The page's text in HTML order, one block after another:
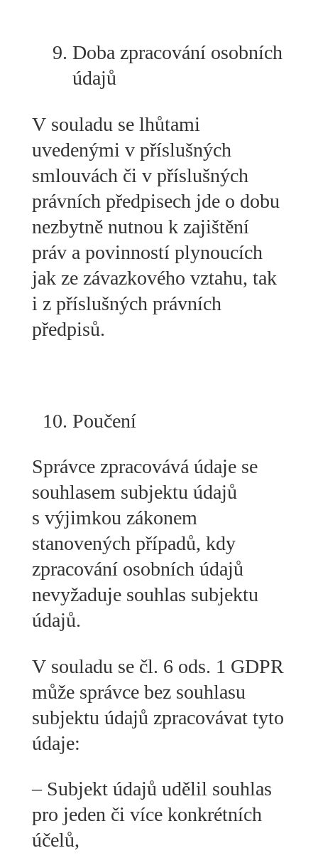
Doba zpracování osobních
údajů
V souladu se lhůtami
uvedenými v příslušných
smlouvách či v příslušných
právních předpisech jde o dobu
nezbytně nutnou k zajištění
práv a povinností plynoucích
jak ze závazkového vztahu, tak
i z příslušných právních
předpisů.
Poučení
Správce zpracovává údaje se
souhlasem subjektu údajů
s výjimkou zákonem
stanovených případů, kdy
zpracování osobních údajů
nevyžaduje souhlas subjektu
údajů.
V souladu se čl. 6 ods. 1 GDPR
může správce bez souhlasu
subjektu údajů zpracovávat tyto
údaje:
– Subjekt údajů udělil souhlas
pro jeden či více konkrétních
účelů,